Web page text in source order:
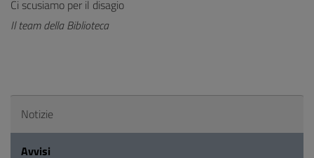
Ci scusiamo per il disagio
Il team della Biblioteca
Notizie
Avvisi